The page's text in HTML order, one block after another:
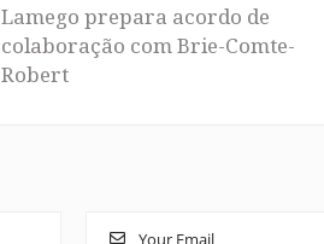
Lamego prepara acordo de
colaboração com Brie-Comte-
Robert